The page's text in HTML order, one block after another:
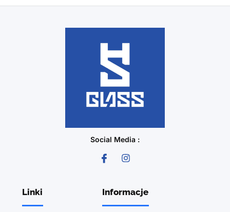
Social Media :
Linki Informacje